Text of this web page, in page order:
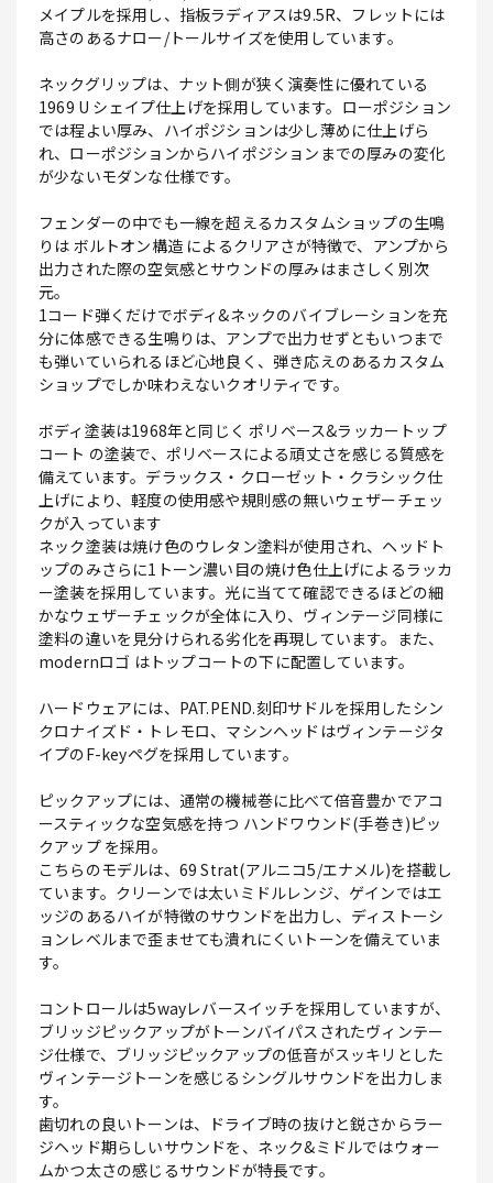
メイプルを採用し、指板ラディアスは9.5R、フレットには
高さのあるナロー/トールサイズを使用しています。
ネックグリップは、ナット側が狭く演奏性に優れている
1969 U シェイプ仕上げを採用しています。ローポジション
では程よい厚み、ハイポジションは少し薄めに仕上げら
れ、ローポジションからハイポジションまでの厚みの変化
が少ないモダンな仕様です。
フェンダーの中でも一線を超えるカスタムショップの生鳴
りは ボルトオン構造 によるクリアさが特徴で、アンプから
出力された際の空気感とサウンドの厚みはまさしく別次
元。
1コード弾くだけでボディ&ネックのバイブレーションを充
分に体感できる生鳴りは、アンプで出力せずともいつまで
も弾いていられるほど心地良く、弾き応えのあるカスタム
ショップでしか味わえないクオリティです。
ボディ塗装は1968年と同じく ポリベース&ラッカートップ
コート の塗装で、ポリベースによる頑丈さを感じる質感を
備えています。デラックス・クローゼット・クラシック仕
上げにより、軽度の使用感や規則感の無いウェザーチェッ
クが入っています
ネック塗装は焼け色のウレタン塗料が使用され、ヘッドト
ップのみさらに1トーン濃い目の焼け色仕上げによるラッカ
ー塗装を採用しています。光に当てて確認できるほどの細
かなウェザーチェックが全体に入り、ヴィンテージ同様に
塗料の違いを見分けられる劣化を再現しています。また、
modernロゴ はトップコートの下に配置しています。
ハードウェアには、PAT.PEND.刻印サドルを採用したシン
クロナイズド・トレモロ、マシンヘッドはヴィンテージタ
イプのF-keyペグを採用しています。
ピックアップには、通常の機械巻に比べて倍音豊かでアコ
ースティックな空気感を持つ ハンドワウンド(手巻き)ピッ
クアップ を採用。
こちらのモデルは、69 Strat(アルニコ5/エナメル)を搭載し
ています。クリーンでは太いミドルレンジ、ゲインではエ
ッジのあるハイが特徴のサウンドを出力し、ディストーシ
ョンレベルまで歪ませても潰れにくいトーンを備えていま
す。
コントロールは5wayレバースイッチを採用していますが、
ブリッジピックアップがトーンバイパスされたヴィンテー
ジ仕様で、ブリッジピックアップの低音がスッキリとした
ヴィンテージトーンを感じるシングルサウンドを出力しま
す。
歯切れの良いトーンは、ドライブ時の抜けと鋭さからラー
ジヘッド期らしいサウンドを、ネック&ミドルではウォー
ムかつ太さの感じるサウンドが特長です。